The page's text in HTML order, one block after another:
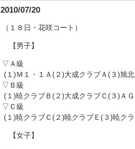
2010/07/20
（１８日・花咲コート）
【男子】
▽Ａ級
(１)Ｍ１・１Ａ(２)大成クラブＡ(３)旭
▽Ｂ級
(１)暁クラブＢ(２)大成クラブＣ(３)Ａ
▽Ｃ級
(１)暁クラブＣ(２)暁クラブＥ(３)暁ク
【女子】